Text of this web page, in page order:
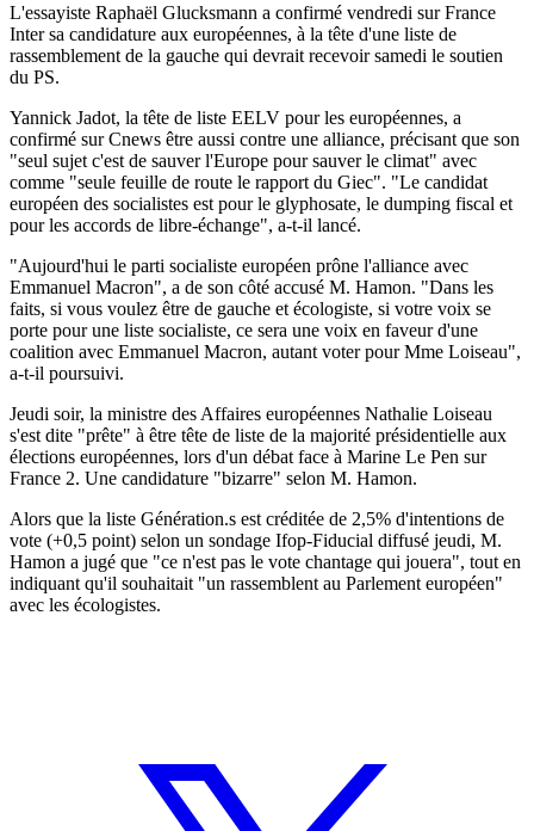
L'essayiste Raphaël Glucksmann a confirmé vendredi sur France
Inter sa candidature aux européennes, à la tête d'une liste de
rassemblement de la gauche qui devrait recevoir samedi le soutien
du PS.
Yannick Jadot, la tête de liste EELV pour les européennes, a
confirmé sur Cnews être aussi contre une alliance, précisant que son
"seul sujet c'est de sauver l'Europe pour sauver le climat" avec
comme "seule feuille de route le rapport du Giec". "Le candidat
européen des socialistes est pour le glyphosate, le dumping fiscal et
pour les accords de libre-échange", a-t-il lancé.
"Aujourd'hui le parti socialiste européen prône l'alliance avec
Emmanuel Macron", a de son côté accusé M. Hamon. "Dans les
faits, si vous voulez être de gauche et écologiste, si votre voix se
porte pour une liste socialiste, ce sera une voix en faveur d'une
coalition avec Emmanuel Macron, autant voter pour Mme Loiseau",
a-t-il poursuivi.
Jeudi soir, la ministre des Affaires européennes Nathalie Loiseau
s'est dite "prête" à être tête de liste de la majorité présidentielle aux
élections européennes, lors d'un débat face à Marine Le Pen sur
France 2. Une candidature "bizarre" selon M. Hamon.
Alors que la liste Génération.s est créditée de 2,5% d'intentions de
vote (+0,5 point) selon un sondage Ifop-Fiducial diffusé jeudi, M.
Hamon a jugé que "ce n'est pas le vote chantage qui jouera", tout en
indiquant qu'il souhaitait "un rassemblent au Parlement européen"
avec les écologistes.